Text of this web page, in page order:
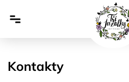
Kontakty